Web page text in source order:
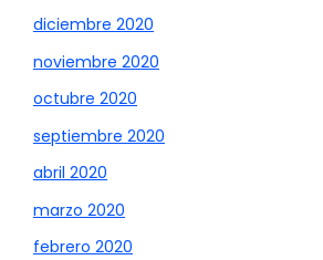
diciembre 2020
noviembre 2020
octubre 2020
septiembre 2020
abril 2020
marzo 2020
febrero 2020